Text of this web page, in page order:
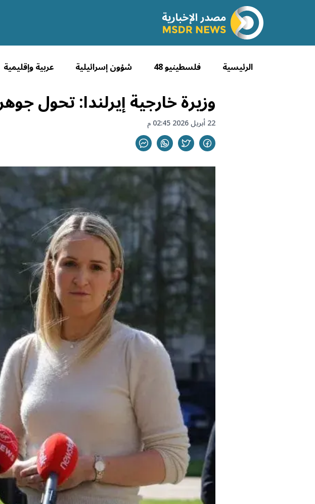
الرئيسية فلسطينيو 48 شؤون إسرائيلية عربية وإقليمية
وزيرة خارجية إيرلندا: تحول
22 أبريل 2026 02:45 م